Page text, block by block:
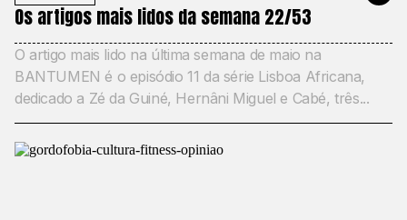
Os artigos mais lidos da semana 22/53
O artigo mais lido na última semana de maio na
BANTUMEN é o episódio 11 da série Lisboa Africana,
dedicado a Zé da Guiné, Hernâni Miguel e Cabé, três...